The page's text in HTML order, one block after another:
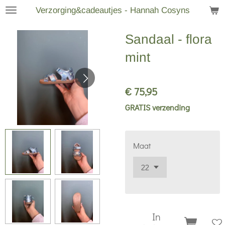
Ga
Verzorging&cadeautjes - Hannah Cosyns
Sandaal - flora
mint
€ 75,95
GRATIS verzending
Maat
In